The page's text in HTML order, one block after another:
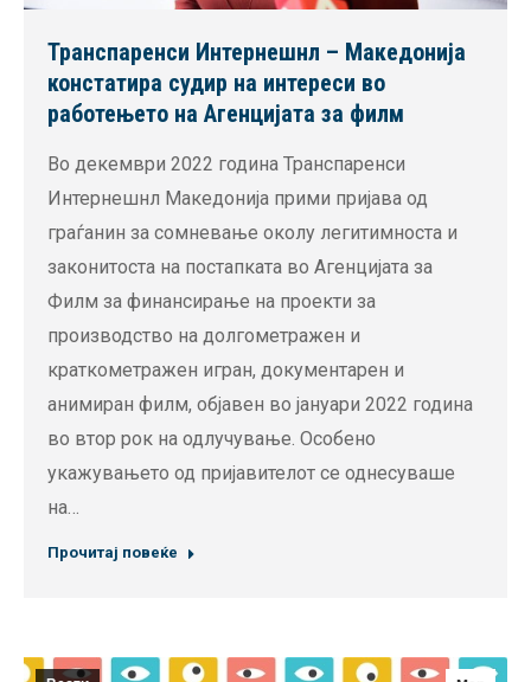
Транспаренси Интернешнл – Македонија
констатира судир на интереси во
работењето на Агенцијата за филм
Во декември 2022 година Транспаренси
Интернешнл Македонија прими пријава од
граѓанин за сомневање околу легитимноста и
законитоста на постапката во Агенцијата за
Филм за финансирање на проекти за
производство на долгометражен и
краткометражен игран, документарен и
анимиран филм, објавен во јануари 2022 година
во втор рок на одлучување. Особено
укажувањето од пријавителот се однесуваше
на…
Прочитај повеќе